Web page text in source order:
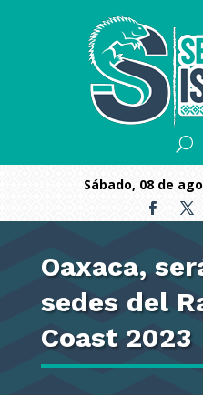
sábado, 08 de
Oaxaca,
sedes del
Coast 2023